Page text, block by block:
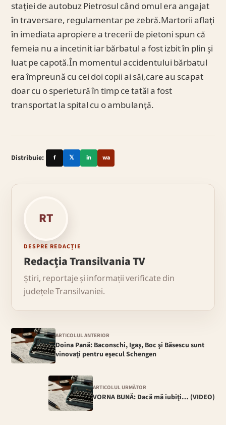
staţiei de autobuz Pietrosul când omul era angajat
în traversare, regulamentar pe zebră.Martorii aflaţi
în imediata apropiere a trecerii de pietoni spun că
femeia nu a incetinit iar bărbatul a fost izbit în plin şi
luat pe capotă.În momentul accidentului bărbatul
era împreună cu cei doi copii ai săi,care au scapat
doar cu o sperietură în timp ce tatăl a fost
transportat la spital cu o ambulanţă.
Distribuie: f 𝕏 in wa
RT
DESPRE REDACȚIE
Redacția Transilvania TV
Știri, reportaje și informații verificate din
județele Transilvaniei.
ARTICOLUL ANTERIOR
Doina Pană: Baconschi, Igaş, Boc şi Băsescu sunt
vinovaţi pentru eşecul Schengen
ARTICOLUL URMĂTOR
VORNA BUNĂ: Dacă mă iubiţi… (VIDEO)